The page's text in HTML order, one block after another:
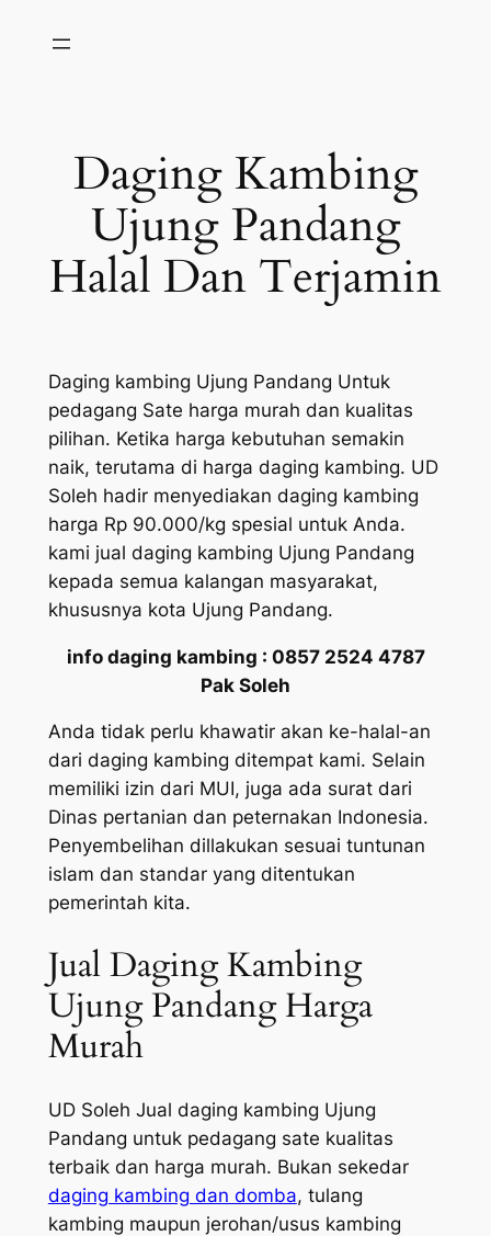
Daging Kambing
Ujung Pandang
Halal Dan Terjamin
Daging kambing Ujung Pandang Untuk
pedagang Sate harga murah dan kualitas
pilihan. Ketika harga kebutuhan semakin
naik, terutama di harga daging kambing. UD
Soleh hadir menyediakan daging kambing
harga Rp 90.000/kg spesial untuk Anda.
kami jual daging kambing Ujung Pandang
kepada semua kalangan masyarakat,
khususnya kota Ujung Pandang.
info daging kambing : 0857 2524 4787
Pak Soleh
Anda tidak perlu khawatir akan ke-halal-an
dari daging kambing ditempat kami. Selain
memiliki izin dari MUI, juga ada surat dari
Dinas pertanian dan peternakan Indonesia.
Penyembelihan dillakukan sesuai tuntunan
islam dan standar yang ditentukan
pemerintah kita.
Jual Daging Kambing
Ujung Pandang Harga
Murah
UD Soleh Jual daging kambing Ujung
Pandang untuk pedagang sate kualitas
terbaik dan harga murah. Bukan sekedar
daging kambing dan domba, tulang
kambing maupun jerohan/usus kambing